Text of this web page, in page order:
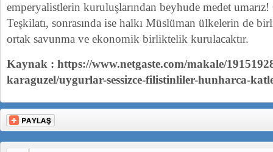
emperyalistlerin kuruluşlarından beyhude medet
Teşkilatı, sonrasında ise halkı Müslüman ülkelerin de
ortak savunma ve ekonomik birliktelik kurulacaktır.
Kaynak : https://www.netgaste.com/makale/
karaguzel/uygurlar-sessizce-filistinliler-hunharca-